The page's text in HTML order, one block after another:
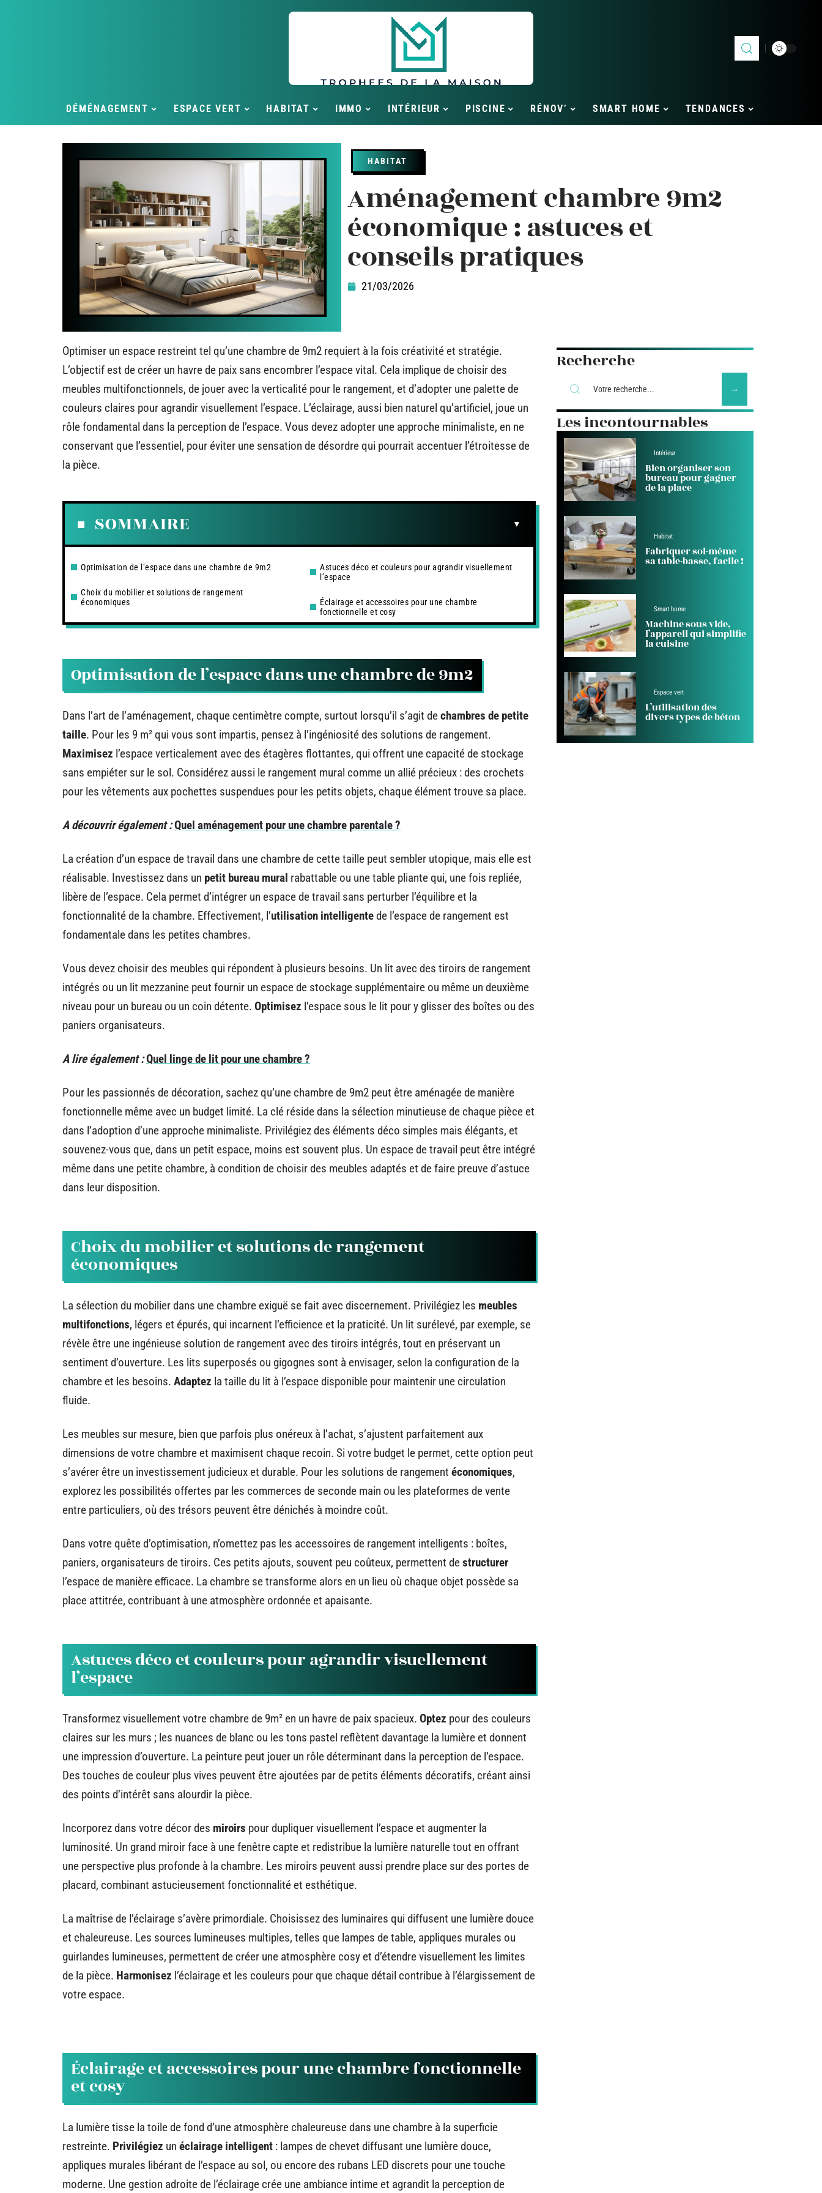
DÉMÉNAGEMENT ESPACE VERT HABITAT IMMO INTÉRIEUR PISCINE RÉNOV’ SMART HOME TENDANCES
HABITAT
Aménagement chambre 9m2
économique : astuces et
conseils pratiques
21/03/2026
Optimiser un espace restreint tel qu’une chambre de 9m2 requiert à la fois créativité et stratégie.
L’objectif est de créer un havre de paix sans encombrer l’espace vital. Cela implique de choisir des
meubles multifonctionnels, de jouer avec la verticalité pour le rangement, et d’adopter une palette de
couleurs claires pour agrandir visuellement l’espace. L’éclairage, aussi bien naturel qu’artificiel, joue un
rôle fondamental dans la perception de l’espace. Vous devez adopter une approche minimaliste, en ne
conservant que l’essentiel, pour éviter une sensation de désordre qui pourrait accentuer l’étroitesse de
la pièce.
SOMMAIRE
Optimisation de l’espace dans une chambre de 9m2
Choix du mobilier et solutions de rangement
économiques
Astuces déco et couleurs pour agrandir visuellement
l’espace
Éclairage et accessoires pour une chambre
fonctionnelle et cosy
Optimisation de l’espace dans une chambre de 9m2
Dans l’art de l’aménagement, chaque centimètre compte, surtout lorsqu’il s’agit dechambres de petite
taille. Pour les 9 m² qui vous sont impartis, pensez à l’ingéniosité des solutions de rangement.
Maximisez l’espace verticalement avec des étagères flottantes, qui offrent une capacité de stockage
sans empiéter sur le sol. Considérez aussi le rangement mural comme un allié précieux : des crochets
pour les vêtements aux pochettes suspendues pour les petits objets, chaque élément trouve sa place.
A découvrir également :Quel aménagement pour une chambre parentale ?
La création d’un espace de travail dans une chambre de cette taille peut sembler utopique, mais elle est
réalisable. Investissez dans un petit bureau mural rabattable ou une table pliante qui, une fois repliée,
libère de l’espace. Cela permet d’intégrer un espace de travail sans perturber l’équilibre et la
fonctionnalité de la chambre. Effectivement, l’utilisation intelligentede l’espace de rangement est
fondamentale dans les petites chambres.
Vous devez choisir des meubles qui répondent à plusieurs besoins. Un lit avec des tiroirs de rangement
intégrés ou un lit mezzanine peut fournir un espace de stockage supplémentaire ou même un deuxième
niveau pour un bureau ou un coin détente. Optimisez l’espace sous le lit pour y glisser des boîtes ou des
paniers organisateurs.
A lire également :Quel linge de lit pour une chambre ?
Pour les passionnés de décoration, sachez qu’une chambre de 9m2 peut être aménagée de manière
fonctionnelle même avec un budget limité. La clé réside dans la sélection minutieuse de chaque pièce et
dans l’adoption d’une approche minimaliste. Privilégiez des éléments déco simples mais élégants, et
souvenez-vous que, dans un petit espace, moins est souvent plus. Un espace de travail peut être intégré
même dans une petite chambre, à condition de choisir des meubles adaptés et de faire preuve d’astuce
dans leur disposition.
Choix du mobilier et solutions de rangement
économiques
La sélection du mobilier dans une chambre exiguë se fait avec discernement. Privilégiez les meubles
multifonctions, légers et épurés, qui incarnent l’efficience et la praticité. Un lit surélevé, par exemple, se
révèle être une ingénieuse solution de rangement avec des tiroirs intégrés, tout en préservant un
sentiment d’ouverture. Les lits superposés ou gigognes sont à envisager, selon la configuration de la
chambre et les besoins. Adaptez la taille du lit à l’espace disponible pour maintenir une circulation
fluide.
Les meubles sur mesure, bien que parfois plus onéreux à l’achat, s’ajustent parfaitement aux
dimensions de votre chambre et maximisent chaque recoin. Si votre budget le permet, cette option peut
s’avérer être un investissement judicieux et durable. Pour les solutions de rangement économiques,
explorez les possibilités offertes par les commerces de seconde main ou les plateformes de vente
entre particuliers, où des trésors peuvent être dénichés à moindre coût.
Dans votre quête d’optimisation, n’omettez pas les accessoires de rangement intelligents : boîtes,
paniers, organisateurs de tiroirs. Ces petits ajouts, souvent peu coûteux, permettent destructurer
l’espace de manière efficace. La chambre se transforme alors en un lieu où chaque objet possède sa
place attitrée, contribuant à une atmosphère ordonnée et apaisante.
Astuces déco et couleurs pour agrandir visuellement
l’espace
Transformez visuellement votre chambre de 9m² en un havre de paix spacieux. Optez pour des couleurs
claires sur les murs ; les nuances de blanc ou les tons pastel reflètent davantage la lumière et donnent
une impression d’ouverture. La peinture peut jouer un rôle déterminant dans la perception de l’espace.
Des touches de couleur plus vives peuvent être ajoutées par de petits éléments décoratifs, créant ainsi
des points d’intérêt sans alourdir la pièce.
Incorporez dans votre décor des miroirs pour dupliquer visuellement l’espace et augmenter la
luminosité. Un grand miroir face à une fenêtre capte et redistribue la lumière naturelle tout en offrant
une perspective plus profonde à la chambre. Les miroirs peuvent aussi prendre place sur des portes de
placard, combinant astucieusement fonctionnalité et esthétique.
La maîtrise de l’éclairage s’avère primordiale. Choisissez des luminaires qui diffusent une lumière douce
et chaleureuse. Les sources lumineuses multiples, telles que lampes de table, appliques murales ou
guirlandes lumineuses, permettent de créer une atmosphère cosy et d’étendre visuellement les limites
de la pièce. Harmonisez l’éclairage et les couleurs pour que chaque détail contribue à l’élargissement de
votre espace.
Éclairage et accessoires pour une chambre fonctionnelle
et cosy
La lumière tisse la toile de fond d’une atmosphère chaleureuse dans une chambre à la superficie
restreinte. Privilégiez un éclairage intelligent : lampes de chevet diffusant une lumière douce,
appliques murales libérant de l’espace au sol, ou encore des rubans LED discrets pour une touche
moderne. Une gestion adroite de l’éclairage crée une ambiance intime et agrandit la perception de
Recherche
Les incontournables
Intérieur
Bien organiser son
bureau pour gagner
de la place
Habitat
Fabriquer soi-même
sa table-basse, facile !
Smart home
Machine sous vide,
l’appareil qui simplifie
la cuisine
Espace vert
L’utilisation des
divers types de béton